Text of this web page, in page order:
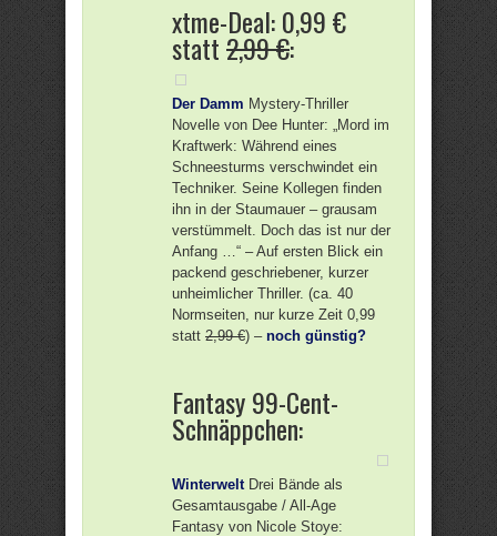
xtme-Deal: 0,99 €
statt2,99 €:
Der Damm Mystery-Thriller
Novelle von Dee Hunter: „Mord im
Kraftwerk: Während eines
Schneesturms verschwindet ein
Techniker. Seine Kollegen finden
ihn in der Staumauer – grausam
verstümmelt. Doch das ist nur der
Anfang …“ – Auf ersten Blick ein
packend geschriebener, kurzer
unheimlicher Thriller. (ca. 40
Normseiten, nur kurze Zeit 0,99
statt 2,99 €) – noch günstig?
Fantasy 99-Cent-
Schnäppchen:
WinterweltDrei Bände als
Gesamtausgabe / All-Age
Fantasy von Nicole Stoye: